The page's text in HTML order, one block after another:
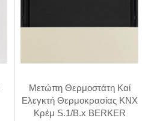
Μετώπη Θερμοστάτη Καί
Ελεγκτή Θερμοκρασίας KNX
Κρέμ S.1/B.x BERKER